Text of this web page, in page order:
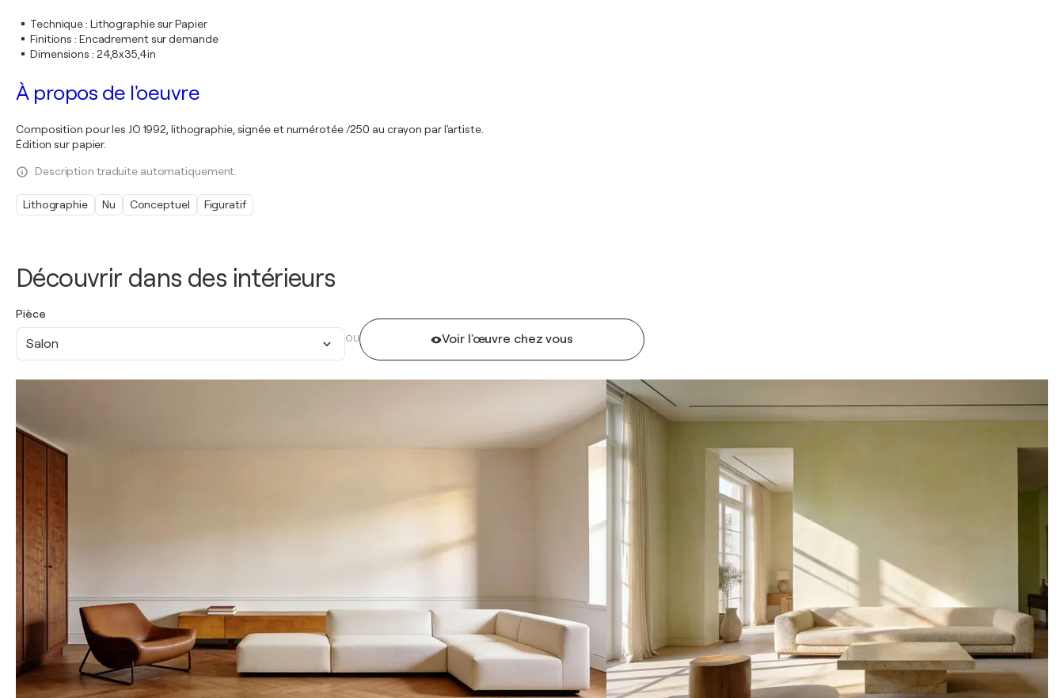
Découvrir dans des intérieurs
Pièce
Salon OU Voir l'œuvre chez vous
Technique: Lithographie sur Papier
Finitions : Encadrement sur demande
Dimensions : 24,8x35,4in
À propos de l'oeuvre
Composition pour les JO 1992, lithographie, signée et numérotée /250 au crayon par l'artiste.
Édition sur papier.
Description traduite automatiquement.
Lithographie Nu Conceptuel Figuratif